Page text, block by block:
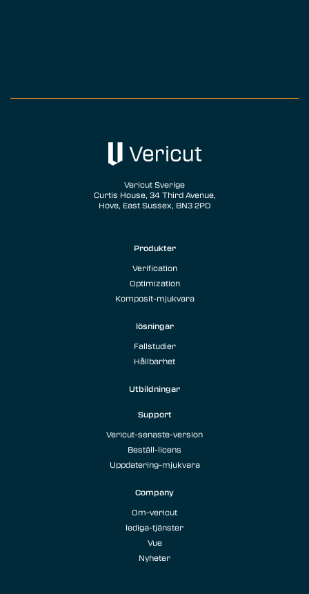
Vericut Sverige
Curtis House, 34 Third Avenue,
Hove, East Sussex, BN3 2PD
Produkter
Verification
Optimization
Komposit-mjukvara
lösningar
Fallstudier
Hållbarhet
Utbildningar
Support
Vericut-senaste-version
Beställ-licens
Uppdatering-mjukvara
Company
Om-vericut
lediga-tjänster
Vue
Nyheter